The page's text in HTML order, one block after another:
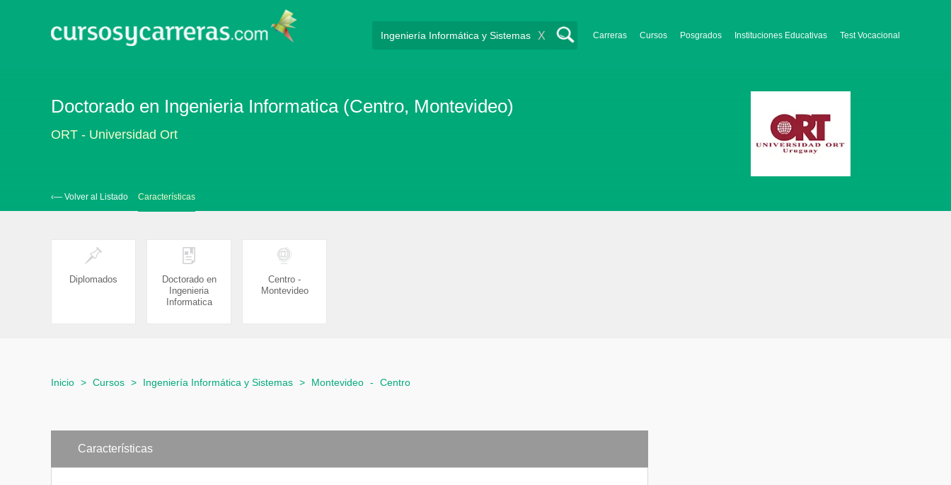
Carreras Cursos Posgrados Instituciones Educativas Test Vocacional
X
Doctorado en Ingenieria Informatica (Centro, Montevideo)
ORT - Universidad Ort
‹— Volver al Listado Características
Diplomados
Doctorado en
Ingenieria
Informatica
Centro -
Montevideo
Inicio > Cursos > Ingeniería Informática y Sistemas > Montevideo - Centro
Características